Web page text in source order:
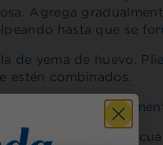
Agrega
hasta que se
de yema de huevo.
estén combinados.
pastel se devuelva